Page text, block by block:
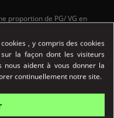
proportion de PG/ VG en
:
PULP
, y compris des cookies
la façon dont les visiteurs
nous aident à vous donner la
continuellement notre site.